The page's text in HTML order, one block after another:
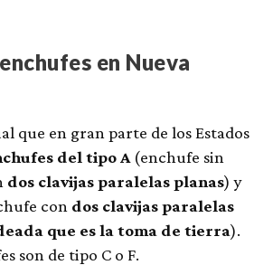
en Nueva
que en gran parte de los Estados
del tipo A (enchufe sin
dos clavijas paralelas planas) y
con dos clavijas paralelas
que es la toma de tierra).
son de tipo C o F.